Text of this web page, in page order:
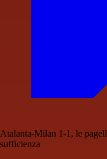
Atalanta-Milan 1-1, le
sufficienza